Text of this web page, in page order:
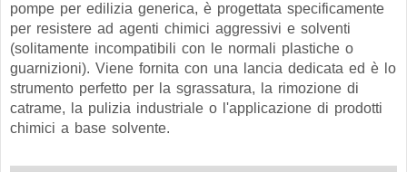
pompe per edilizia generica, è progettata specificamente
per resistere ad agenti chimici aggressivi e solventi
(solitamente incompatibili con le normali plastiche o
guarnizioni). Viene fornita con una lancia dedicata ed è lo
strumento perfetto per la sgrassatura, la rimozione di
catrame, la pulizia industriale o l'applicazione di prodotti
chimici a base solvente.